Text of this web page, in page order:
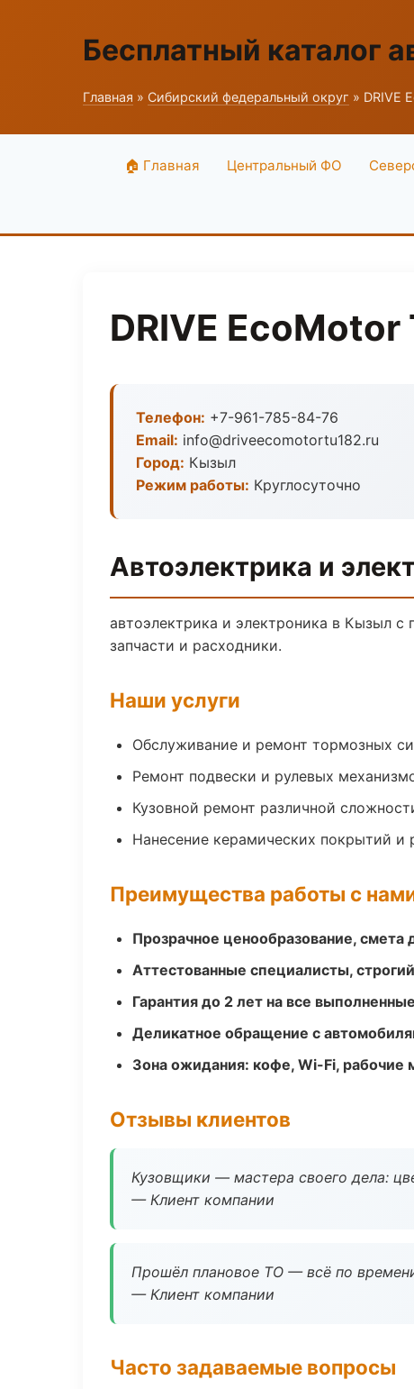
Бесплатный каталог
Главная » Сибирский федеральный округ » DRIVE
🏠 Главная Центральный ФО
DRIVE EcoMotor
Телефон: +7-961-785-84-76
Email: info@driveecomotortu182.ru
Город: Кызыл
Режим работы: Круглосуточно
Автоэлектрика и
автоэлектрика и электроника в Кызыл с
запчасти и расходники.
Наши услуги
Обслуживание и ремонт тормозных
Ремонт подвески и рулевых
Кузовной ремонт различной
Нанесение керамических покрытий и
Преимущества работы с
Прозрачное ценообразование, смета
Аттестованные специалисты,
Гарантия до 2 лет на все
Деликатное обращение с
Зона ожидания: кофе, Wi-Fi, рабочие
Отзывы клиентов
Кузовщики — мастера своего дела:
— Клиент компании
Прошёл плановое ТО — всё по
— Клиент компании
Часто задаваемые вопросы